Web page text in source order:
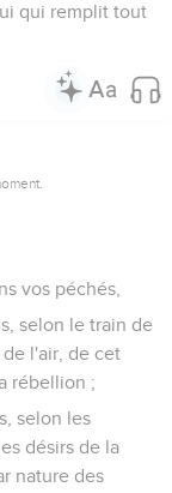
qui remplit tout
vos péchés,
selon le train de
l'air, de cet
rébellion ;
selon les
désirs de la
nature des